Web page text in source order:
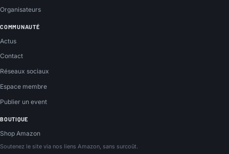
Organisateurs
COMMUNAUTÉ
Actus
Contact
Réseaux sociaux
Espace membre
Publier un event
BOUTIQUE
Shop Amazon
Soutenez le site via nos liens Amazon, sans surcoût.